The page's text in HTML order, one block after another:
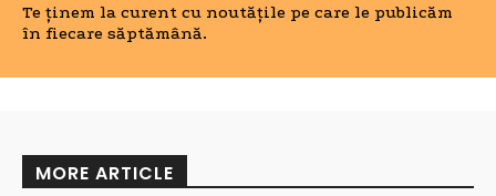
Te ținem la curent cu noutățile pe care le publicăm
în fiecare săptămână.
MORE ARTICLE